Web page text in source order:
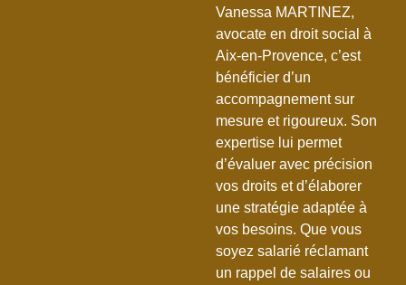
Vanessa MARTINEZ,
avocate en droit social à
Aix-en-Provence, c’est
bénéficier d’un
accompagnement sur
mesure et rigoureux. Son
expertise lui permet
d’évaluer avec précision
vos droits et d’élaborer
une stratégie adaptée à
vos besoins. Que vous
soyez salarié réclamant
un rappel de salaires ou